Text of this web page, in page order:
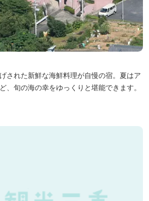
された新鮮な海鮮料理が自慢の宿。夏はア
、旬の海の幸をゆっくりと堪能できます。